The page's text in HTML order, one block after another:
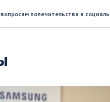
попечительства в